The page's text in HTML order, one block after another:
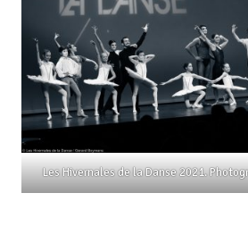
Les Hivernales de la Danse 2021.